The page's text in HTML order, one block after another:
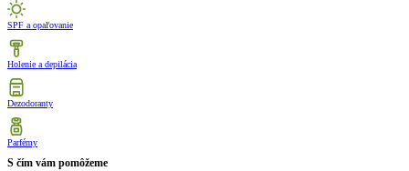
SPF a opaľovanie
Holenie a depilácia
Dezodoranty
Parfémy
S čím vám pomôžeme